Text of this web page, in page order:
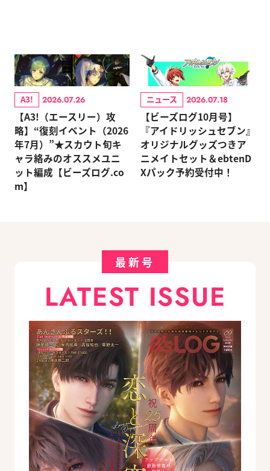
A3! 2026.07.26
【A3!（エースリー）攻
略】“復刻イベント（2026
年7月）”★スカウト旬キ
ャラ絡みのオススメユニ
ット編成【ビーズログ.co
m】
ニュース 2026.07.18
【ビーズログ10月号】
『アイドリッシュセブン』
オリジナルグッズつきア
ニメイトセット＆ebtenD
Xパック予約受付中！
最新号
LATEST ISSUE